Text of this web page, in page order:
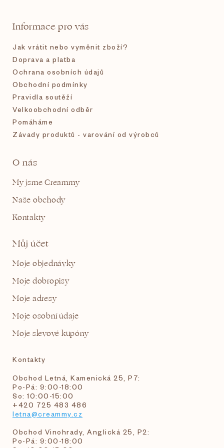
Informace pro vás
Jak vrátit nebo vyměnit zboží?
Doprava a platba
Ochrana osobních údajů
Obchodní podmínky
Pravidla soutěží
Velkoobchodní odběr
Pomáháme
Závady produktů - varování od výrobců
O nás
My jsme Creammy
Naše obchody
Kontakty
Můj účet
Moje objednávky
Moje dobropisy
Moje adresy
Moje osobní údaje
Moje slevové kupóny
Kontakty
Obchod Letná, Kamenická 25, P7:
Po-Pá: 9:00-18:00
So: 10:00-15:00
+420 725 483 486
letna@creammy.cz
Obchod Vinohrady, Anglická 25, P2:
Po-Pá: 9:00-18:00